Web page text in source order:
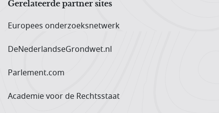
Gerelateerde partner sites
Europees onderzoeks­netwerk
DeNederlandseGrondwet.nl
Parlement.com
Academie voor de Rechtsstaat